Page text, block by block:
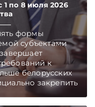
1 по 8 июля 2026
формы
субъектами
к
белорусских
закрепить
«Сделано в